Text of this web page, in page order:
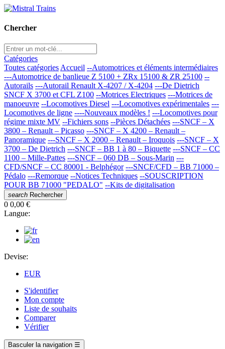
Chercher
Catégories
Toutes catégories Accueil --Automotrices et éléments intermédiaires
---Automotrice de banlieue Z 5100 + ZRx 15100 & ZR 25100 --
Autorails ---Autorail Renault X-4207 / X-4204 ---De Dietrich
SNCF X 3700 et CFL Z100 --Motrices Electriques ---Motrices de
manoeuvre --Locomotives Diesel ---Locomotives expérimentales ---
Locomotives de ligne ----Nouveaux modèles ! ---Locomotives pour
régime mixte MV --Fichiers sons --Pièces Détachées ---SNCF – X
3800 – Renault – Picasso ---SNCF – X 4200 – Renault –
Panoramique ---SNCF – X 2000 – Renault – Iroquois ---SNCF – X
3700 – De Dietrich ---SNCF – BB 1 à 80 – Biquette ---SNCF – CC
1100 – Mille-Pattes ---SNCF – 060 DB – Sous-Marin ---
CFD/SNCF – CC 80001 - Belphégor ---SNCF/CFD – BB 71000 –
Pédalo ---Remorque --Notices Techniques --SOUSCRIPTION
POUR BB 71000 "PEDALO" --Kits de digitalisation
search Rechercher
0 0,00 €
Langue:
Devise:
EUR
S'identifier
Mon compte
Liste de souhaits
Comparer
Vérifier
Basculer la navigation ☰